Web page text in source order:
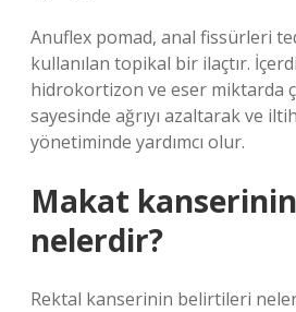
Anuflex pomad, anal fissürleri
kullanılan topikal bir ilaçtır.
hidrokortizon ve eser miktarda
sayesinde ağrıyı azaltarak ve
yönetiminde yardımcı olur.
Makat
nelerdir?
Rektal kanserinin belirtileri